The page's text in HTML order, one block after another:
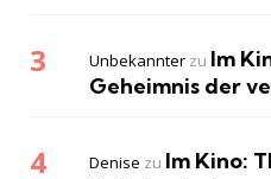
Unbekannter zu Im
Geheimnis der
Denise zu Im Kino: